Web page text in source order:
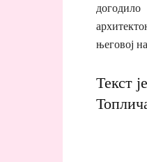
његовој
Текст